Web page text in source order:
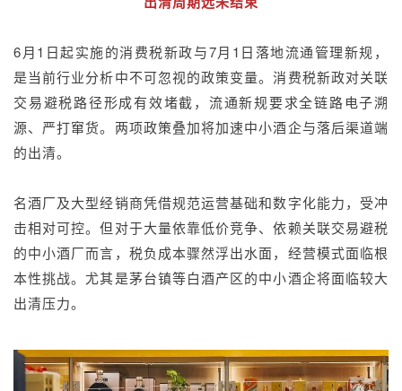
6月1日起实施的消费税新政与7月1日落地流通管理新规，
是当前行业分析中不可忽视的政策变量。消费税新政对关联
交易避税路径形成有效堵截，流通新规要求全链路电子溯
源、严打窜货。两项政策叠加将加速中小酒企与落后渠道端
的出清。
名酒厂及大型经销商凭借规范运营基础和数字化能力，受冲
击相对可控。但对于大量依靠低价竞争、依赖关联交易避税
的中小酒厂而言，税负成本骤然浮出水面，经营模式面临根
本性挑战。尤其是茅台镇等白酒产区的中小酒企将面临较大
出清压力。